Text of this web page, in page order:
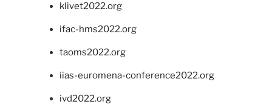
klivet2022.org
ifac-hms2022.org
taoms2022.org
iias-euromena-conference2022.org
ivd2022.org